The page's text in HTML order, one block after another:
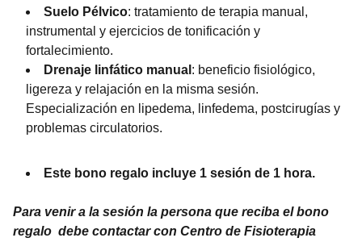
Suelo Pélvico: tratamiento de terapia manual,
instrumental y ejercicios de tonificación y
fortalecimiento.
Drenaje linfático manual : beneficio fisiológico,
ligereza y relajación en la misma sesión.
Especialización en lipedema, linfedema, postcirugías y
problemas circulatorios.
Este bono regalo incluye 1 sesión de 1 hora.
Para venir a la sesión la persona que reciba el bono
regalo debe contactar con Centro de Fisioterapia